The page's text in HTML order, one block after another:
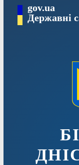
вмісту
gov.ua
Державні